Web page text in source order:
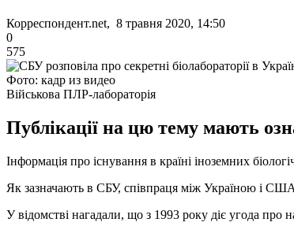
Корреспондент.net, 8 травня 2020, 14:50
0
575
Фото: кадр из видео
Військова ПЛР-лабораторія
Публікації на цю тему мають
Інформація про існування в країні іноземних
Як зазначають в СБУ, співпраця між Україною і США
У відомстві нагадали, що з 1993 року діє угода про